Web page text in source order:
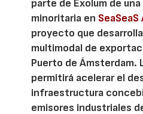
parte de Exolum de
minoritaria en
proyecto que
multimodal de
Puerto de Ámsterdam.
permitirá acelerar el
infraestructura
emisores industriales